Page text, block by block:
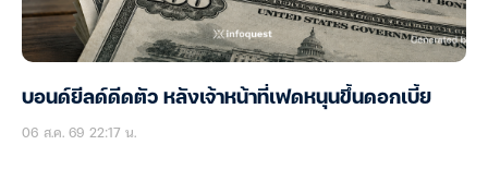
บอนด์ยีลด์ดีดตัว หลังเจ้าหน้าที่เฟดหนุนขึ้นดอกเบี้ย
06 ส.ค. 69 22:17 น.